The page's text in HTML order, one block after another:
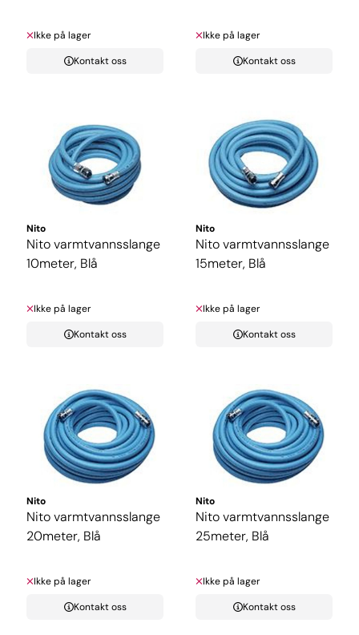
Ikke på lager
Kontakt oss
Ikke på lager
Kontakt oss
Nito
Nito varmtvannsslange
10meter, Blå
Ikke på lager
Kontakt oss
Nito
Nito varmtvannsslange
15meter, Blå
Ikke på lager
Kontakt oss
Nito
Nito varmtvannsslange
20meter, Blå
Ikke på lager
Kontakt oss
Nito
Nito varmtvannsslange
25meter, Blå
Ikke på lager
Kontakt oss